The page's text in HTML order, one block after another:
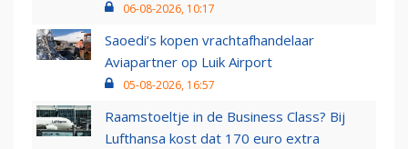
06-08-2026, 10:17
Saoedi’s kopen vrachtafhandelaar
Aviapartner op Luik Airport
05-08-2026, 16:57
Raamstoeltje in de Business Class? Bij
Lufthansa kost dat 170 euro extra